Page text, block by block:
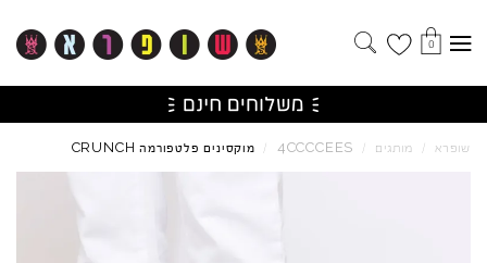
0
שופרא / מותגים /
4CCCCEES
/ מוקסינים פלטפורמה CRUNCH